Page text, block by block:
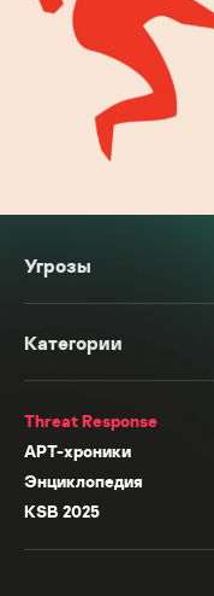
Угрозы
Категории
Threat Response
APT-хроники
Энциклопедия
KSB 2025